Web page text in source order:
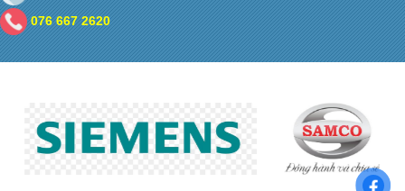
076 667 2620